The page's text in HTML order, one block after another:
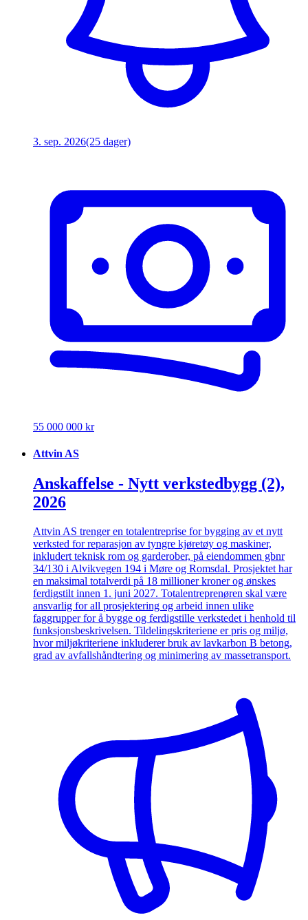
3. sep. 2026(25 dager)
55 000 000 kr
Attvin AS
Anskaffelse - Nytt verkstedbygg (2),
2026
Attvin AS trenger en totalentreprise for bygging av et nytt
verksted for reparasjon av tyngre kjøretøy og maskiner,
inkludert teknisk rom og garderober, på eiendommen gbnr
34/130 i Alvikvegen 194 i Møre og Romsdal. Prosjektet har
en maksimal totalverdi på 18 millioner kroner og ønskes
ferdigstilt innen 1. juni 2027. Totalentreprenøren skal være
ansvarlig for all prosjektering og arbeid innen ulike
faggrupper for å bygge og ferdigstille verkstedet i henhold til
funksjonsbeskrivelsen. Tildelingskriteriene er pris og miljø,
hvor miljøkriteriene inkluderer bruk av lavkarbon B betong,
grad av avfallshåndtering og minimering av massetransport.